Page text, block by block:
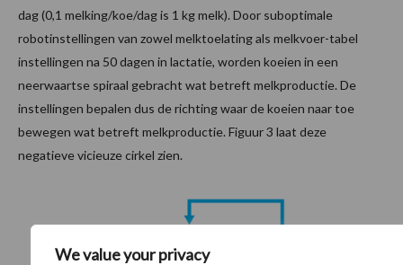
We value your privacy
dag (0,1 melking/koe/dag is 1 kg melk). Door suboptimale
robotinstellingen van zowel melktoelating als melkvoer-tabel
instellingen na 50 dagen in lactatie, worden koeien in een
neerwaartse spiraal gebracht wat betreft melkproductie. De
instellingen bepalen dus de richting waar de koeien naar toe
bewegen wat betreft melkproductie. Figuur 3 laat deze
negatieve vicieuze cirkel zien.